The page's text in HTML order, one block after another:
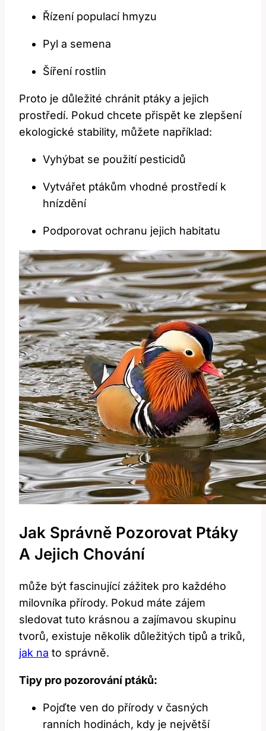
Řízení populací hmyzu
Pyl a semena
Šíření rostlin
Proto je důležité chránit ptáky a jejich
prostředí. Pokud chcete přispět ke zlepšení
ekologické stability, můžete například:
Vyhýbat se použití pesticidů
Vytvářet ptákům vhodné prostředí k
hnízdění
Podporovat ochranu jejich habitatu
Jak Správně Pozorovat Ptáky
A Jejich Chování
může být fascinující zážitek pro každého
milovníka přírody. Pokud máte zájem
sledovat tuto krásnou a zajímavou skupinu
tvorů, existuje několik důležitých tipů a triků,
jak na to správně.
Tipy pro pozorování ptáků:
Pojďte ven do přírody v časných
ranních hodinách, kdy je největší